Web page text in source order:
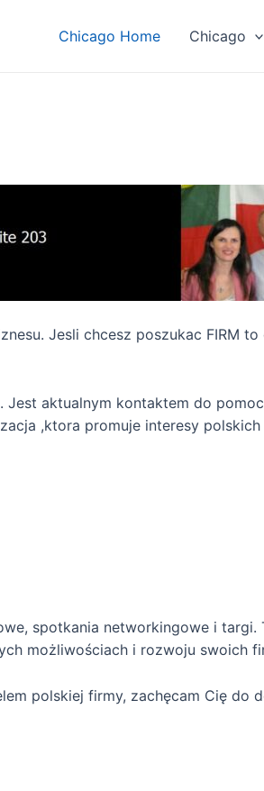
Chicago Home Chicago
Jesli chcesz poszukac FIRM
aktualnym kontaktem do
,ktora promuje interesy
spotkania networkingowe i targi.
możliwościach i rozwoju swoich
polskiej firmy, zachęcam Cię do